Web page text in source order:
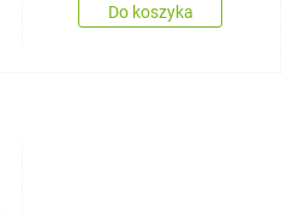
Do koszyka